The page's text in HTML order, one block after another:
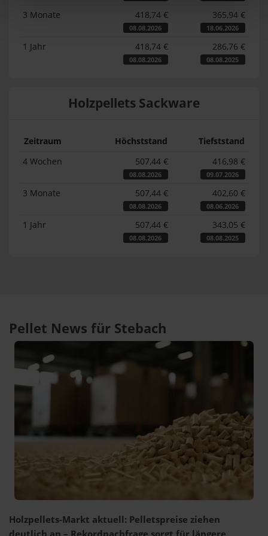
3 Monate 418,74 €
08.08.2026
365,94 €
18.06.2026
1 Jahr 418,74 €
08.08.2026
286,76 €
08.08.2025
Holzpellets Sackware
Zeitraum Höchststand
Tiefststand
4 Wochen
507,44 €
08.08.2026
416,98 €
09.07.2026
3 Monate 507,44 €
08.08.2026
402,60 €
08.06.2026
1 Jahr 507,44 €
08.08.2026
343,05 €
08.08.2025
Pellet News für Stebach
Holzpellets-Markt aktuell: Pelletspreise ziehen